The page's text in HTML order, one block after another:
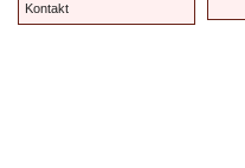
Kontakt